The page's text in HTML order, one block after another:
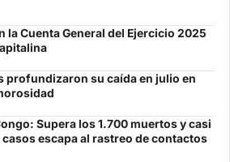
la Cuenta General del Ejercicio 2025
profundizaron su caída en julio en
Supera los 1.700 muertos y casi
escapa al rastreo de contactos